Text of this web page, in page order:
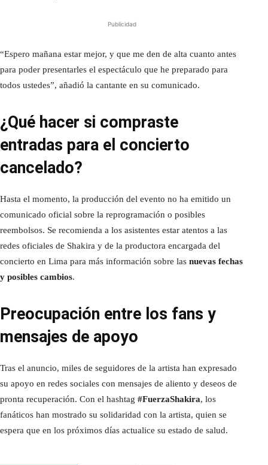
Publicidad
“Espero mañana estar mejor, y que me den de alta cuanto antes
para poder presentarles el espectáculo que he preparado para
todos ustedes”, añadió la cantante en su comunicado.
¿Qué hacer si compraste
entradas para el concierto
cancelado?
Hasta el momento, la producción del evento no ha emitido un
comunicado oficial sobre la reprogramación o posibles
reembolsos. Se recomienda a los asistentes estar atentos a las
redes oficiales de Shakira y de la productora encargada del
concierto en Lima para más información sobre las nuevas fechas
y posibles cambios.
Preocupación entre los fans y
mensajes de apoyo
Tras el anuncio, miles de seguidores de la artista han expresado
su apoyo en redes sociales con mensajes de aliento y deseos de
pronta recuperación. Con el hashtag #FuerzaShakira, los
fanáticos han mostrado su solidaridad con la artista, quien se
espera que en los próximos días actualice su estado de salud.